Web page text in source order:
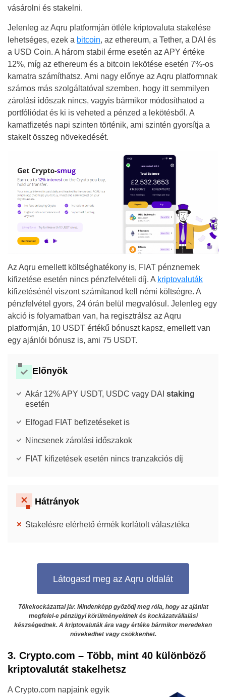
vásárolni és stakelni.
Jelenleg az Aqru platformján ötléle kriptovaluta stakelése
lehetséges, ezek a bitcoin, az ethereum, a Tether, a DAI és
a USD Coin. A három stabil érme esetén az APY értéke
12%, míg az ethereum és a bitcoin lekötése esetén 7%-os
kamatra számíthatsz. Ami nagy előnye az Aqru platformnak
számos más szolgáltatóval szemben, hogy itt semmilyen
zárolási időszak nincs, vagyis bármikor módosíthatod a
portfóliódat és ki is veheted a pénzed a lekötésből. A
kamatfizetés napi szinten történik, ami szintén gyorsítja a
stakelt összeg növekedését.
Az Aqru emellett költséghatékony is, FIAT pénznemek
kifizetése esetén nincs pénzfelvételi díj. A kriptovaluták
kifizetésénél viszont számítanod kell némi költségre. A
pénzfelvétel gyors, 24 órán belül megvalósul. Jelenleg egy
akció is folyamatban van, ha regisztrálsz az Aqru
platformján, 10 USDT értékű bónuszt kapsz, emellett van
egy ajánlói bónusz is, ami 75 USDT.
Előnyök
Akár 12% APY USDT, USDC vagy DAI staking
esetén
Elfogad FIAT befizetéseket is
Nincsenek zárolási időszakok
FIAT kifizetések esetén nincs tranzakciós díj
Hátrányok
Stakelésre elérhető érmék korlátolt választéka
Látogasd meg az Aqru oldalát
Tőkekockázattal jár. Mindenképp győződj meg róla, hogy az ajánlat
megfelel-e pénzügyi körülményeidnek és kockázatvállalási
készségednek. A kriptovaluták ára vagy értéke bármikor meredeken
növekedhet vagy csökkenhet.
3. Crypto.com – Több, mint 40 különböző
kriptovalutát stakelhetsz
A Crypto.com napjaink egyik